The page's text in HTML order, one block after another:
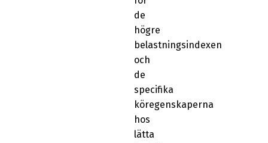
de
högre
belastningsindexen
och
de
specifika
köregenskaperna
hos
lätta